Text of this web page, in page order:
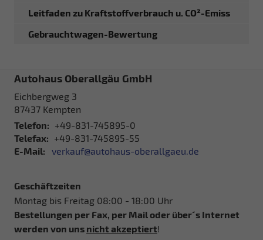
Leitfaden zu Kraftstoffverbrauch u. CO²-Emiss
Gebrauchtwagen-Bewertung
Autohaus Oberallgäu GmbH
Eichbergweg 3
87437 Kempten
Telefon: +49-831-745895-0
Telefax: +49-831-745895-55
E-Mail:
verkauf@autohaus-oberallgaeu.de
Geschäftzeiten
Montag bis Freitag 08:00 - 18:00 Uhr
Bestellungen per Fax, per Mail oder über´s Internet
werden von uns nicht akzeptiert!